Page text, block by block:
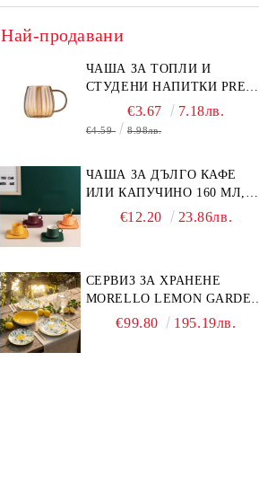
Най-продавани
ЧАША ЗА ТОПЛИ И
СТУДЕНИ НАПИТКИ PRESS
ART 400 МЛ,
БОРОСИЛИКАТНО СТЪКЛО
€3.67 7.18лв.
€4.59 8.98лв.
ЧАША ЗА ДЪЛГО КАФЕ
ИЛИ КАПУЧИНО 160 МЛ,
ЧИНИЙКА, ЛЪЖИЧКА
€12.20 23.86лв.
СЕРВИЗ ЗА ХРАНЕНЕ
MORELLO LEMON GARDEN
18 ЧАСТИ - ПОРЦЕЛАН
€99.80 195.19лв.